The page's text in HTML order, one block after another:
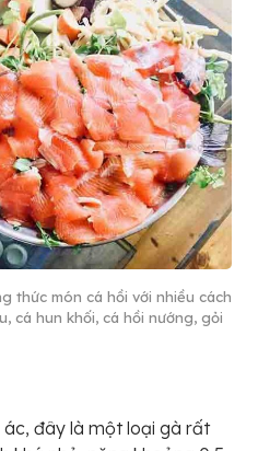
thức món cá hồi với nhiều cách
cá hun khối, cá hồi nướng, gỏi
đây là một loại gà rất